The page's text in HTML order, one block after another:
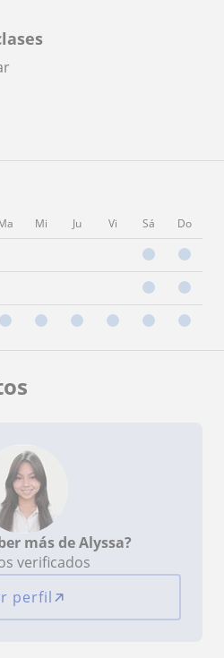
Mi Ju Vi Sá Do
más de Alyssa?
verificados
perfil